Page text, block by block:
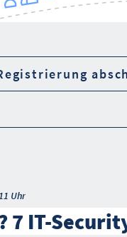
Uhr
7 IT-